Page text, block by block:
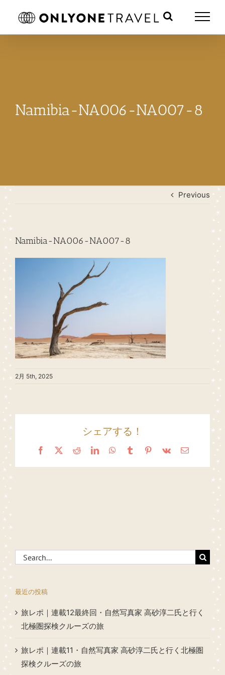
Namibia-NA006-NA007-8
Previous
Namibia-NA006-NA007-8
2月 5th, 2025
シェアする！
Facebook
X RedditLinkedInWhatsApp
TumblrPinterest
Vk Email
Search
for:
最近の投稿
旅レポ｜連載12最終回・自然写真家 高砂淳二氏と行く
北極圏探検クルーズの旅
旅レポ｜連載11・自然写真家 高砂淳二氏と行く北極圏
探検クルーズの旅